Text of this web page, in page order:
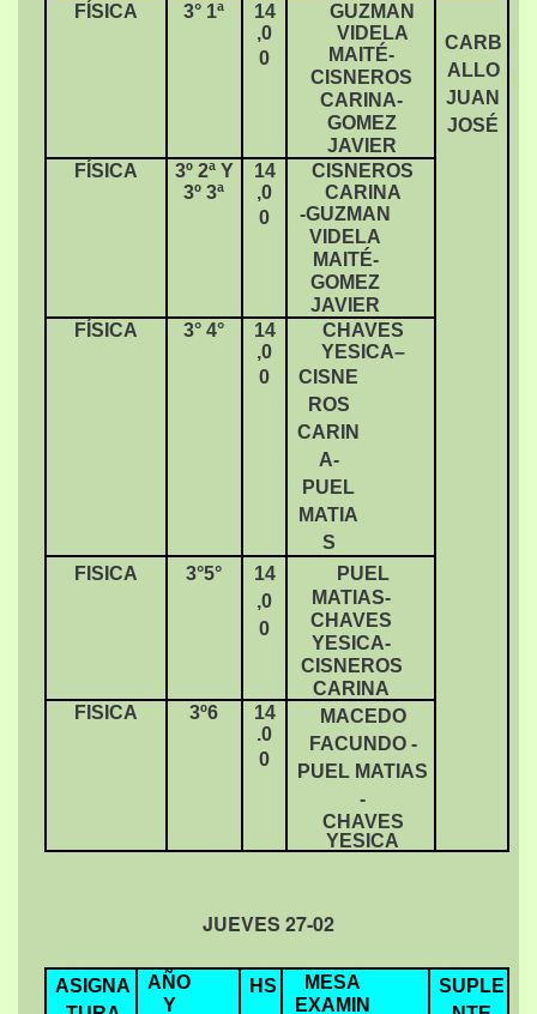
FÍSICA
3° 1ª
14
,0
0
GUZMAN
VIDELA
MAITÉ-
CISNEROS
CARINA-
GOMEZ
JAVIER
CARB
ALLO
JUAN
JOSÉ
FÍSICA
3º 2ª Y
3º 3ª
14
,0
0
CISNEROS
CARINA
-GUZMAN
VIDELA
MAITÉ-
GOMEZ
JAVIER
FÍSICA
3° 4°
14
,0
0
CHAVES
YESICA–
CISNE
ROS
CARIN
A-
PUEL
MATIA
S
FISICA
3°5°
14
,0
0
PUEL
MATIAS-
CHAVES
YESICA-
CISNEROS
CARINA
FISICA
3º6
14
.0
0
MACEDO
FACUNDO -
PUEL MATIAS
-
CHAVES
YESICA
JUEVES 27-02
ASIGNA
AÑO
Y
HS
MESA
EXAMIN
SUPLE